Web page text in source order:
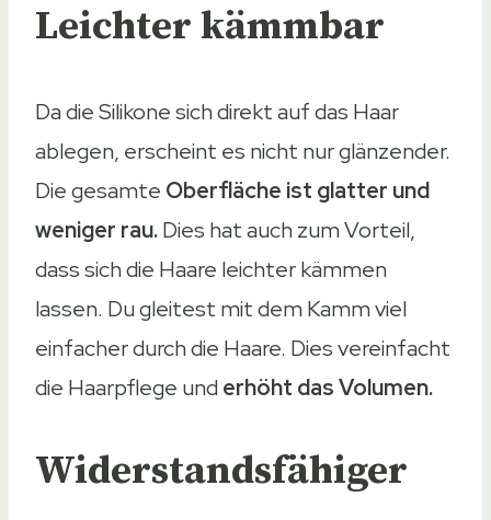
Zeder
Geeignet für
Geeignet für
Männer & Frauen
Frauen
Männer & Frauen
Männer & Frauen
Männer
Ohne Parabene
Ja
Leichter kämmbar
Da die Silikone sich direkt auf das Haar
ablegen, erscheint es nicht nur glänzender.
Die gesamte Oberfläche ist glatter und
weniger rau.Dies hat auch zum Vorteil,
dass sich die Haare leichter kämmen
lassen. Du gleitest mit dem Kamm viel
einfacher durch die Haare. Dies vereinfacht
die Haarpflege underhöht das Volumen.
Widerstandsfähiger